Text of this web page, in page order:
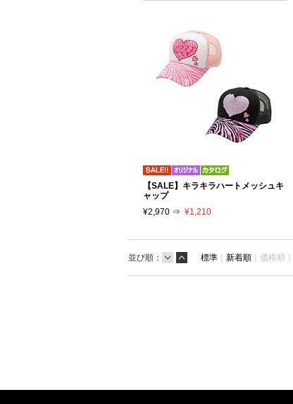
【SALE】キラキラハートメッシュキ
ャップ
¥2,970 ⇒ ¥1,210
並び順： 標準 ｜ 新着順 ｜ 価格順｜